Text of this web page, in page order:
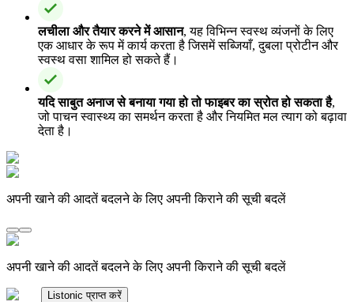
लचीला और तैयार करने में आसान, यह विभिन्न स्वस्थ व्यंजनों के लिए
एक आधार के रूप में कार्य करता है जिसमें सब्जियाँ, दुबला प्रोटीन और
स्वस्थ वसा शामिल हो सकते हैं।
यदि साबुत अनाज से बनाया गया हो तो फाइबर का स्रोत हो सकता है,
जो पाचन स्वास्थ्य का समर्थन करता है और नियमित मल त्याग को बढ़ावा
देता है।
अपनी खाने की आदतें बदलने के लिए अपनी किराने की सूची बदलें
अपनी खाने की आदतें बदलने के लिए अपनी किराने की सूची बदलें
Listonic प्राप्त करें